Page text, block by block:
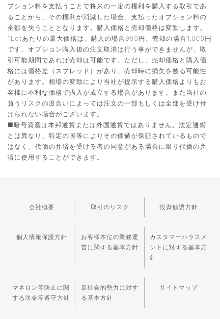
プション料を支払うことで将来の一定の権利を購入する取引であ
ることから、その権利が消滅した場合、支払ったオプション料の
全額を失うこととなります。購入価格と売却価格は変動します。
1Lotあたりの最大価格は、購入の場合990円、売却の場合1,000円
です。オプション購入後の注文取消は行う事ができませんが、取
引可能期間であれば売却は可能です。ただし、売却価格と購入価
格には価格差（スプレッド）があり、売却時に損失を被る可能性
があります。相場の変動により当社が提示する購入価格よりもお
客様に不利な価格で購入が成立する場合があります。また当社の
負うリスクの度合いによっては注文の一部もしくは全部を受け付
けられない場合がございます。
■暗号資産は本邦通貨または外国通貨ではありません。法定通貨
とは異なり、特定の国等によりその価値が保証されているもので
はなく、代価の弁済を受ける者の同意がある場合に限り代価の弁
済に使用することができます。
会社概要 取引のリスク 投資勧誘方針
個人情報保護方針
お客様本位の業務運
営に関する基本方針
カスタマーハラスメ
ントに対する基本方
針
マネロン等防止に関
する法令等遵守方針
反社会的勢力に対す
る基本方針
サイトマップ